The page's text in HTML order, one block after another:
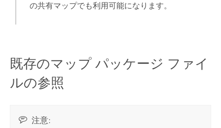
の共有マップでも利用可能になります。
既存のマップ パッケージ ファイ
ルの参照
注意: